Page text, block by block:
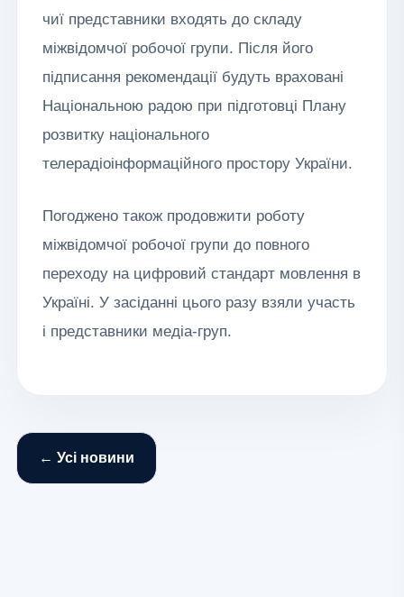
чиї представники входять до складу
міжвідомчої робочої групи. Після його
підписання рекомендації будуть враховані
Національною радою при підготовці Плану
розвитку національного
телерадіоінформаційного простору України.
Погоджено також продовжити роботу
міжвідомчої робочої групи до повного
переходу на цифровий стандарт мовлення в
Україні. У засіданні цього разу взяли участь
і представники медіа-груп.
← Усі новини